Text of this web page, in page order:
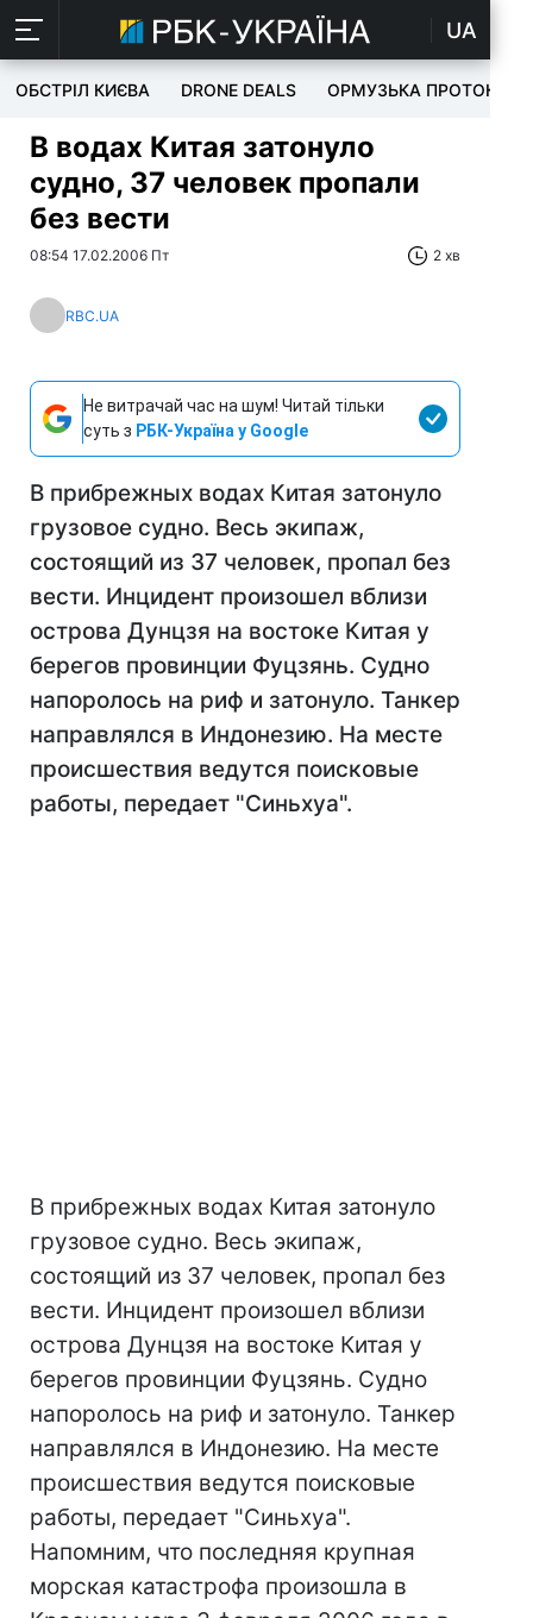
UA
ОБСТРІЛ КИЄВА DRONE DEALS ОРМУЗЬКА ПРОТОКА
В водах Китая затонуло
судно, 37 человек пропали
без вести
08:54 17.02.2006 Пт 2 хв
RBC.UA
Не витрачай час на шум! Читай тільки
суть з РБК-Україна у Google
В прибрежных водах Китая затонуло
грузовое судно. Весь экипаж,
состоящий из 37 человек, пропал без
вести. Инцидент произошел вблизи
острова Дунцзя на востоке Китая у
берегов провинции Фуцзянь. Судно
напоролось на риф и затонуло. Танкер
направлялся в Индонезию. На месте
происшествия ведутся поисковые
работы, передает "Синьхуа".
В прибрежных водах Китая затонуло
грузовое судно. Весь экипаж,
состоящий из 37 человек, пропал без
вести. Инцидент произошел вблизи
острова Дунцзя на востоке Китая у
берегов провинции Фуцзянь. Судно
напоролось на риф и затонуло. Танкер
направлялся в Индонезию. На месте
происшествия ведутся поисковые
работы, передает "Синьхуа".
Напомним, что последняя крупная
морская катастрофа произошла в